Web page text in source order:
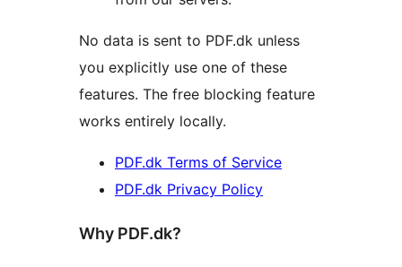
No data is sent to PDF.dk unless
you explicitly use one of these
features. The free blocking feature
works entirely locally.
PDF.dk Terms of Service
PDF.dk Privacy Policy
Why PDF.dk?